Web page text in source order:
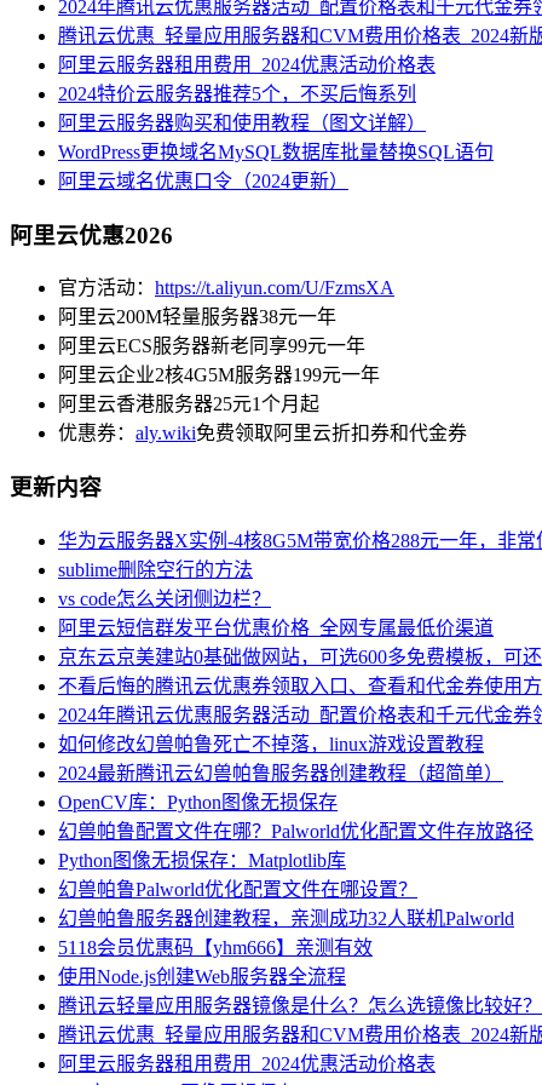
2024年腾讯云优惠服务器活动_配置价格表和千元代金券
腾讯云优惠_轻量应用服务器和CVM费用价格表_2024新
阿里云服务器租用费用_2024优惠活动价格表
2024特价云服务器推荐5个，不买后悔系列
阿里云服务器购买和使用教程（图文详解）
WordPress更换域名MySQL数据库批量替换SQL语句
阿里云域名优惠口令（2024更新）
阿里云优惠2026
官方活动： https://t.aliyun.com/U/FzmsXA
阿里云200M轻量服务器38元一年
阿里云ECS服务器新老同享99元一年
阿里云企业2核4G5M服务器199元一年
阿里云香港服务器25元1个月起
优惠券： aly.wiki免费领取阿里云折扣券和代金券
更新内容
华为云服务器X实例-4核8G5M带宽价格288元一年，非常
sublime删除空行的方法
vs code怎么关闭侧边栏？
阿里云短信群发平台优惠价格_全网专属最低价渠道
京东云京美建站0基础做网站，可选600多免费模板，可还
不看后悔的腾讯云优惠券领取入口、查看和代金券使用
2024年腾讯云优惠服务器活动_配置价格表和千元代金券
如何修改幻兽帕鲁死亡不掉落，linux游戏设置教程
2024最新腾讯云幻兽帕鲁服务器创建教程（超简单）
OpenCV库：Python图像无损保存
幻兽帕鲁配置文件在哪？Palworld优化配置文件存放路径
Python图像无损保存：Matplotlib库
幻兽帕鲁Palworld优化配置文件在哪设置？
幻兽帕鲁服务器创建教程，亲测成功32人联机Palworld
5118会员优惠码【yhm666】亲测有效
使用Node.js创建Web服务器全流程
腾讯云轻量应用服务器镜像是什么？怎么选镜像比较好？
腾讯云优惠_轻量应用服务器和CVM费用价格表_2024新
阿里云服务器租用费用_2024优惠活动价格表